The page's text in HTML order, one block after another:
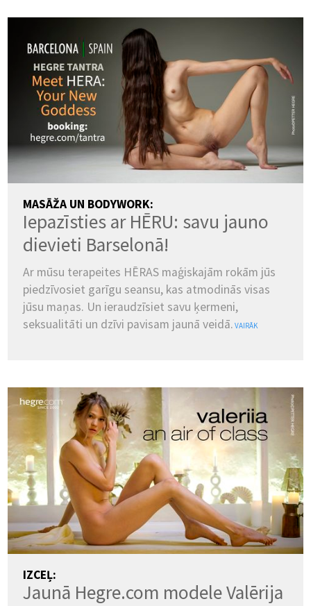
FRANÇAIS
INDONESIA
ITALIANO
LATVIEŠU
LIETUVIŲ
NORSK
POLSKI
PORTUGUÊS
SUOMI
SVENSKA
TÜRKÇE
ÍSLENSKA
ΕΛΛΗΝΙΚΆ
БЪЛГАРСКИ
हिन्दी
中文
日本語
한국어
MASĀŽA UN BODYWORK:
Iepazīsties ar HĒRU: savu jauno
dievieti Barselonā!
Ar mūsu terapeites HĒRAS maģiskajām rokām jūs
piedzīvosiet garīgu seansu, kas atmodinās visas
jūsu maņas. Un ieraudzīsiet savu ķermeni,
seksualitāti un dzīvi pavisam jaunā veidā. VAIRĀK
IZCEĻ:
Jaunā Hegre.com modele Valērija